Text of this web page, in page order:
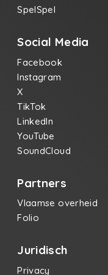
SpelSpel
Social Media
Facebook
Instagram
X
TikTok
LinkedIn
YouTube
SoundCloud
Partners
Vlaamse overheid
Folio
Juridisch
Privacy